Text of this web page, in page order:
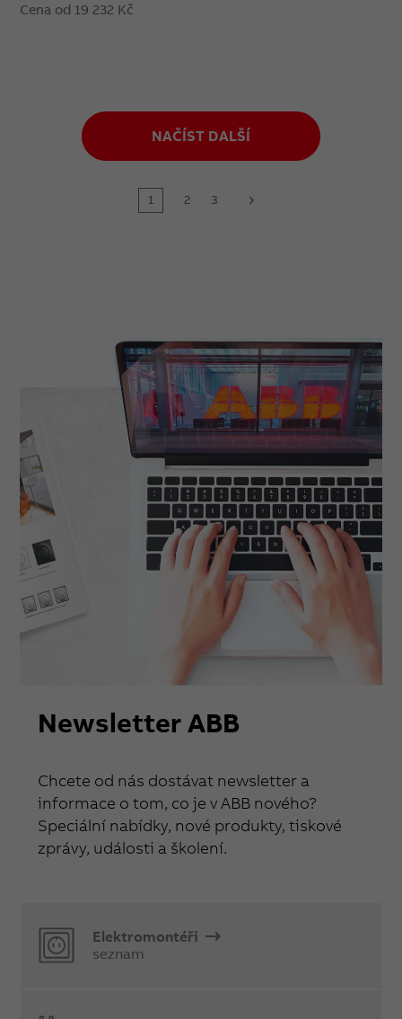
Cena od 19 232 Kč
NAČÍST DALŠÍ
1 2
3
Newsletter ABB
Chcete od nás dostávat newsletter a
informace o tom, co je v ABB nového?
Speciální nabídky, nové produkty, tiskové
zprávy, události a školení.
Elektromontéři
seznam